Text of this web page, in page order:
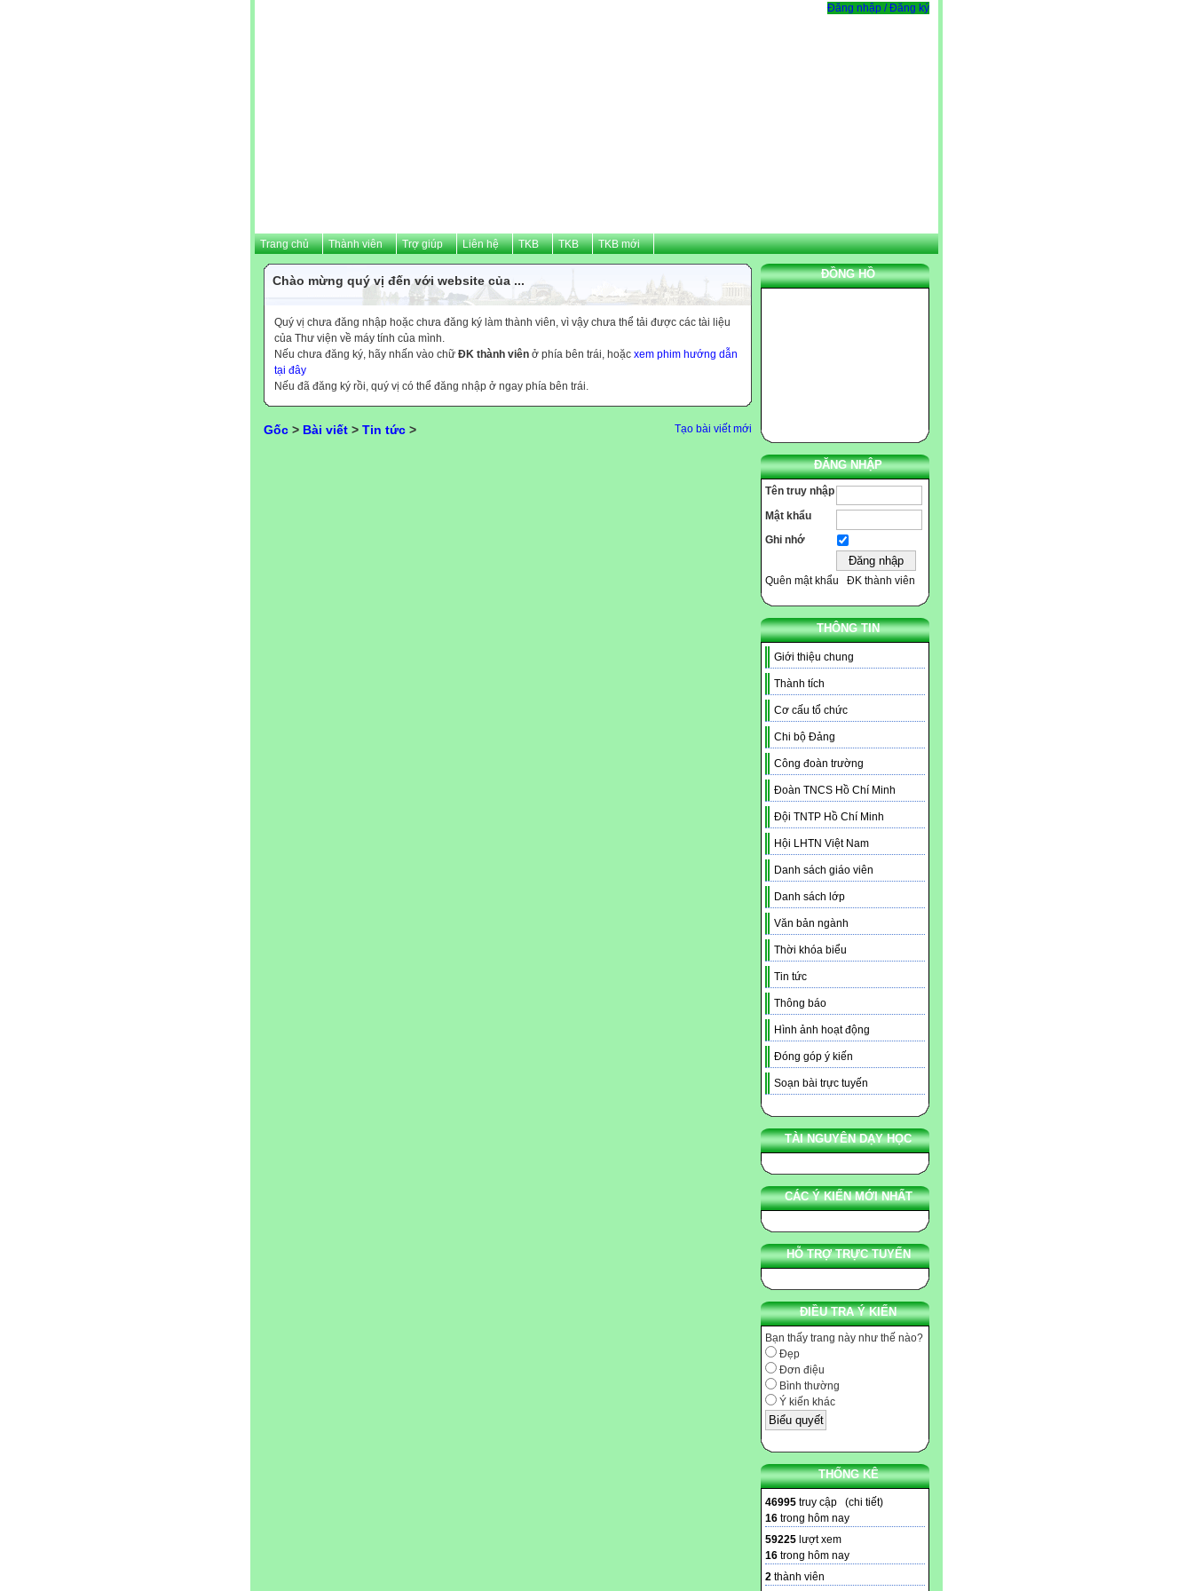
Đăng nhập / Đăng ký
Trang chủ Thành viên Trợ giúp Liên hệ TKB TKB TKB mới
ĐỒNG HỒ
ĐĂNG NHẬP
Tên truy nhập
Mật khẩu
Ghi nhớ
Quên mật khẩu ĐK thành viên
THÔNG TIN
Giới thiệu chung
Thành tích
Cơ cấu tổ chức
Chi bộ Đảng
Công đoàn trường
Đoàn TNCS Hồ Chí Minh
Đội TNTP Hồ Chí Minh
Hội LHTN Việt Nam
Danh sách giáo viên
Danh sách lớp
Văn bản ngành
Thời khóa biểu
Tin tức
Thông báo
Hình ảnh hoạt động
Đóng góp ý kiến
Soạn bài trực tuyến
TÀI NGUYÊN DẠY HỌC
CÁC Ý KIẾN MỚI NHẤT
HỖ TRỢ TRỰC TUYẾN
ĐIỀU TRA Ý KIẾN
Bạn thấy trang này như thế nào?
Đẹp
Đơn điệu
Bình thường
Ý kiến khác
THỐNG KÊ
46995 truy cập (chi tiết)
16 trong hôm nay
59225 lượt xem
16 trong hôm nay
2 thành viên
Chào mừng quý vị đến với website của ...
Quý vị chưa đăng nhập hoặc chưa đăng ký làm thành viên, vì vậy chưa thể tải được các tài liệu
của Thư viện về máy tính của mình.
Nếu chưa đăng ký, hãy nhấn vào chữ ĐK thành viên ở phía bên trái, hoặc xem phim hướng dẫn
tại đây
Nếu đã đăng ký rồi, quý vị có thể đăng nhập ở ngay phía bên trái.
Gốc > Bài viết > Tin tức > Tạo bài viết mới